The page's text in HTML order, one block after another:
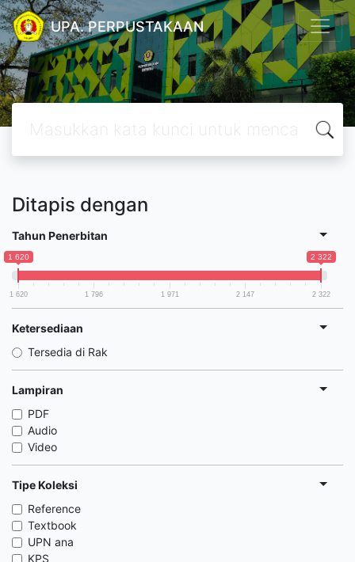
UPA. PERPUSTAKAAN
Ditapis dengan
Tahun Penerbitan
1 620 2 322
1 620 1 796 1 971 2 147 2 322
Ketersediaan
Tersedia di Rak
Lampiran
PDF
Audio
Video
Tipe Koleksi
Reference
Textbook
UPN ana
KPS